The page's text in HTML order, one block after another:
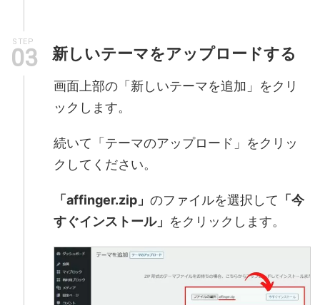
STEP
新しいテーマをアップロードする
画面上部の「新しいテーマを追加」をクリ
ックします。
続いて「テーマのアップロード」をクリッ
クしてください。
「affinger.zip」のファイルを選択して 「今
すぐインストール」 をクリックします。